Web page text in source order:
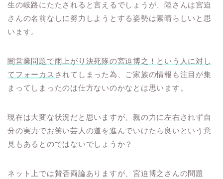
生の岐路にたたされると言えるでしょうが、陸さんは宮迫
さんの名前なしに努力しようとする姿勢は素晴らしいと思
います。
闇営業問題で雨上がり決死隊の宮迫博之！という人に対し
てフォーカス されてしまった為、ご家族の情報も注目が集
まってしまったのは仕方ないのかなとは思います。
現在は大変な状況だと思いますが、親の力に左右されず自
分の実力でお笑い芸人の道を進んでいけたら良いという意
見もあるとのではないでしょうか？
ネット上では賛否両論ありますが、宮迫博之さんの問題